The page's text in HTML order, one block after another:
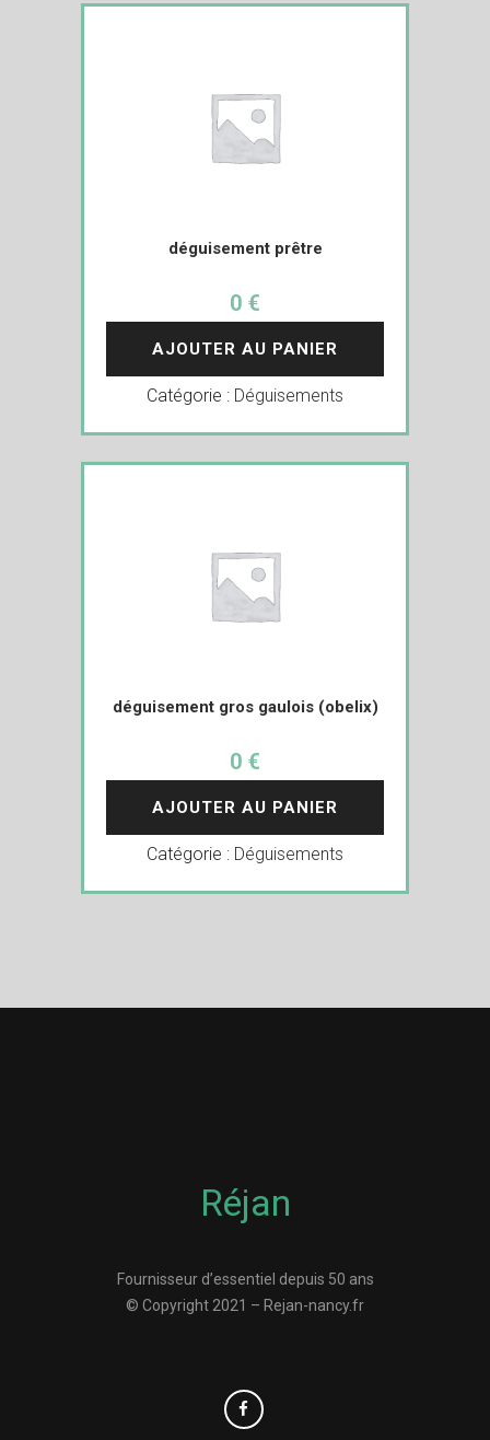
déguisement prêtre
0 €
AJOUTER AU PANIER
Catégorie : Déguisements
déguisement gros gaulois (obelix)
0 €
AJOUTER AU PANIER
Catégorie : Déguisements
Réjan
Fournisseur d’essentiel depuis 50 ans
© Copyright 2021 – Rejan-nancy.fr